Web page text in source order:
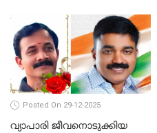
Posted On 29-12-2025
വ്യാപാരി ജീവനൊടുക്കിയ